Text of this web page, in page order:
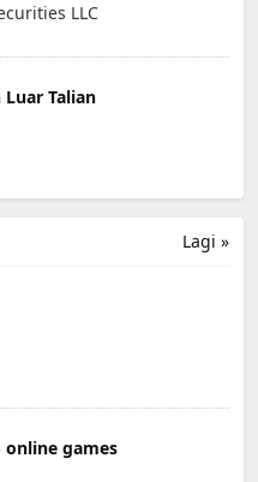
LLC
Luar Talian
Lagi »
online games